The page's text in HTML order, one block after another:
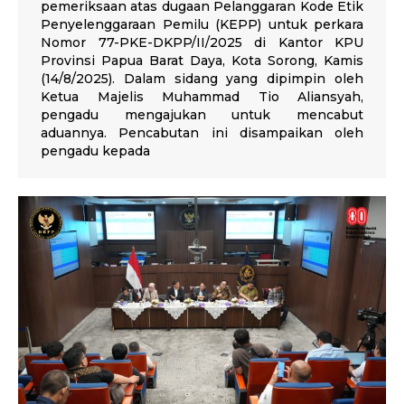
pemeriksaan atas dugaan Pelanggaran Kode Etik
Penyelenggaraan Pemilu (KEPP) untuk perkara
Nomor 77-PKE-DKPP/II/2025 di Kantor KPU
Provinsi Papua Barat Daya, Kota Sorong, Kamis
(14/8/2025). Dalam sidang yang dipimpin oleh
Ketua Majelis Muhammad Tio Aliansyah,
pengadu mengajukan untuk mencabut
aduannya. Pencabutan ini disampaikan oleh
pengadu kepada